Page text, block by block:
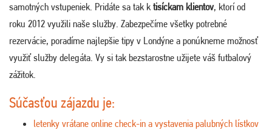
samotných vstupeniek. Pridáte sa tak ktisíckam klientov, ktorí od
roku 2012 využili naše služby. Zabezpečíme všetky potrebné
rezervácie, poradíme najlepšie tipy v Londýne a ponúkneme možnosť
využiť služby delegáta. Vy si tak bezstarostne užijete váš futbalový
zážitok.
Súčasťou zájazdu je:
letenky vrátane online check-in a vystavenia palubných lístkov